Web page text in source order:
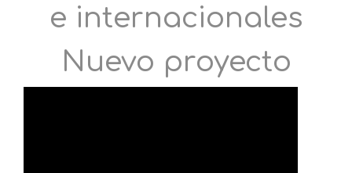
e internacionales
Nuevo proyecto